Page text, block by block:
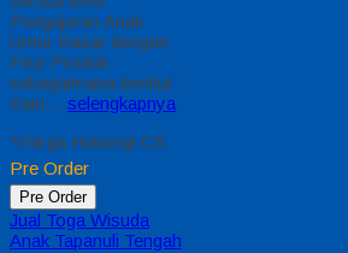
Pengajaran Anak
Umur Dasar dengan
Fitur Produk
sebagaimana berikut :
Kain… selengkapnya
*Harga Hubungi CS
Pre Order
Pre Order
Jual Toga Wisuda
Anak Tapanuli Tengah